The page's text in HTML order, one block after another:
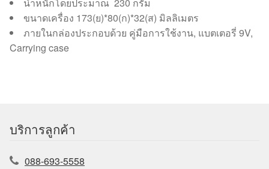
น้ำหนักโดยประมาณ 230 กรัม
ขนาดเครื่อง 173(ย)*80(ก)*32(ส) มิลลิเมตร
ภายในกล่องประกอบด้วย คู่มือการใช้งาน, แบตเตอรี่ 9V,
Carrying case
บริการลูกค้า
088-693-5558